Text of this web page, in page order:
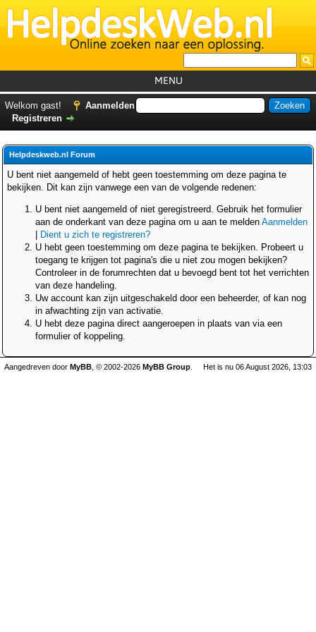
MENU
Helpdesks
Forum
Welkom gast!
Aanmelden
Registreren
Helpdeskweb.nl Forum
U bent niet aangemeld of hebt geen toestemming om deze pagina te
bekijken. Dit kan zijn vanwege een van de volgende redenen:
U bent niet aangemeld of niet geregistreerd. Gebruik het formulier
aan de onderkant van deze pagina om u aan te melden Aanmelden
Dient u zich te registreren?
U hebt geen toestemming om deze pagina te bekijken. Probeert u
toegang te krijgen tot pagina's die u niet zou mogen bekijken?
Controleer in de forumrechten dat u bevoegd bent tot het verrichten
van deze handeling.
Uw account kan zijn uitgeschakeld door een beheerder, of kan nog
in afwachting zijn van activatie.
U hebt deze pagina direct aangeroepen in plaats van via een
formulier of koppeling.
Het is nu 06 August 2026, 13:03
Aangedreven door MyBB , © 2002-2026 MyBB Group